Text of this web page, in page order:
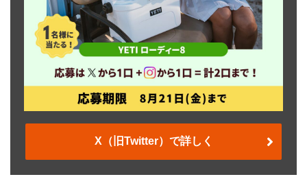
X（旧Twitter）で詳しく